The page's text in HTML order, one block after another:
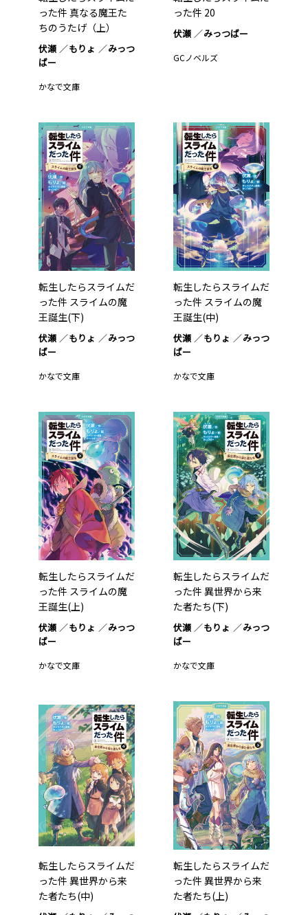
った件 真なる魔王た
ちのうたげ（上）
伏瀬 もりょ
みっつ
ばー
かなで文庫
った件 20
伏瀬 みっつばー
GCノベルズ
転生したらスライムだ
った件 スライムの魔
王誕生(下)
伏瀬 もりょ
みっつ
ばー
かなで文庫
転生したらスライムだ
った件 スライムの魔
王誕生(中)
伏瀬 もりょ
みっつ
ばー
かなで文庫
転生したらスライムだ
った件 スライムの魔
王誕生(上)
伏瀬 もりょ
みっつ
ばー
かなで文庫
転生したらスライムだ
った件 異世界から来
た者たち(下)
伏瀬 もりょ
みっつ
ばー
かなで文庫
転生したらスライムだ
った件 異世界から来
た者たち(中)
転生したらスライムだ
った件 異世界から来
た者たち(上)